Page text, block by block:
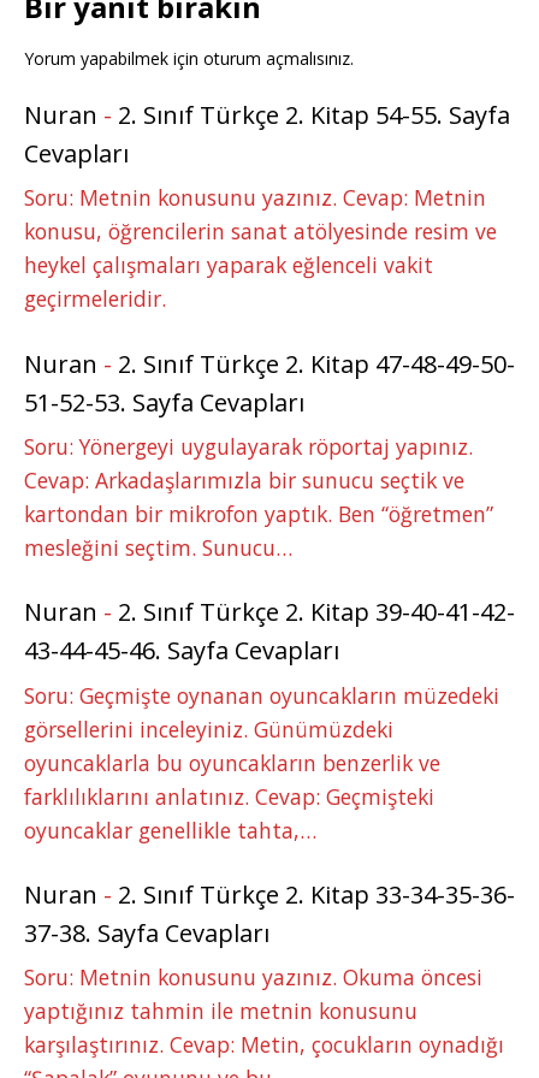
Yorum yapabilmek için oturum açmalısınız.
Nuran - 2. Sınıf Türkçe 2. Kitap 54-55. Sayfa
Cevapları
Soru: Metnin konusunu yazınız. Cevap: Metnin
konusu, öğrencilerin sanat atölyesinde resim ve
heykel çalışmaları yaparak eğlenceli vakit
geçirmeleridir.
Nuran - 2. Sınıf Türkçe 2. Kitap 47-48-49-50-
51-52-53. Sayfa Cevapları
Soru: Yönergeyi uygulayarak röportaj yapınız.
Cevap: Arkadaşlarımızla bir sunucu seçtik ve
kartondan bir mikrofon yaptık. Ben “öğretmen”
mesleğini seçtim. Sunucu…
Nuran - 2. Sınıf Türkçe 2. Kitap 39-40-41-42-
43-44-45-46. Sayfa Cevapları
Soru: Geçmişte oynanan oyuncakların müzedeki
görsellerini inceleyiniz. Günümüzdeki
oyuncaklarla bu oyuncakların benzerlik ve
farklılıklarını anlatınız. Cevap: Geçmişteki
oyuncaklar genellikle tahta,…
Nuran - 2. Sınıf Türkçe 2. Kitap 33-34-35-36-
37-38. Sayfa Cevapları
Soru: Metnin konusunu yazınız. Okuma öncesi
yaptığınız tahmin ile metnin konusunu
karşılaştırınız. Cevap: Metin, çocukların oynadığı